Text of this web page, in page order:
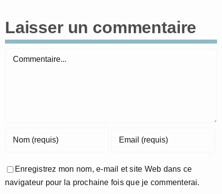
Laisser un commentaire
Commentaire
Enregistrez mon nom, e-mail et site Web dans ce
navigateur pour la prochaine fois que je commenterai.